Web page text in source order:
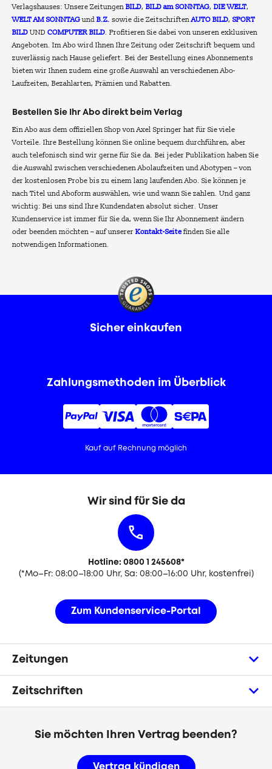
Verlagshauses: Unsere Zeitungen BILD, BILD am SONNTAG, DIE WELT,
WELT AM SONNTAGund B.Z. sowie die ZeitschriftenAUTO BILD, SPORT
BILD UND COMPUTER BILD. Profitieren Sie dabei von unseren exklusiven
Angeboten. Im Abo wird Ihnen Ihre Zeitung oder Zeitschrift bequem und
zuverlässig nach Hause geliefert. Bei der Bestellung eines Abonnements
bieten wir Ihnen zudem eine große Auswahl an verschiedenen Abo-
Laufzeiten, Bezahlarten, Prämien und Rabatten.
Bestellen Sie Ihr Abo direkt beim Verlag
Ein Abo aus dem offiziellen Shop von Axel Springer hat für Sie viele
Vorteile. Ihre Bestellung können Sie online bequem durchführen, aber
auch telefonisch sind wir gerne für Sie da. Bei jeder Publikation haben Sie
die Auswahl zwischen verschiedenen Abolaufzeiten und Abotypen – von
der kostenlosen Probe bis zu einem lang laufenden Abo. Sie können je
nach Titel und Aboform auswählen, wie und wann Sie zahlen. Und ganz
wichtig: Bei uns sind Ihre Kundendaten absolut sicher. Unser
Kundenservice ist immer für Sie da, wenn Sie Ihr Abonnement ändern
oder beenden möchten – auf unserer Kontakt-Seite finden Sie alle
notwendigen Informationen.
Zahlungsmethoden im Überblick
Kauf auf Rechnung möglich
Sicher einkaufen
Wir sind für Sie da
Hotline: 0800 1 245608*
(*Mo–Fr: 08:00–18:00 Uhr, Sa: 08:00–16:00 Uhr, kostenfrei)
Zum Kundenservice-Portal
Zeitungen
Zeitschriften
Sie möchten Ihren Vertrag beenden?
Vertrag kündigen